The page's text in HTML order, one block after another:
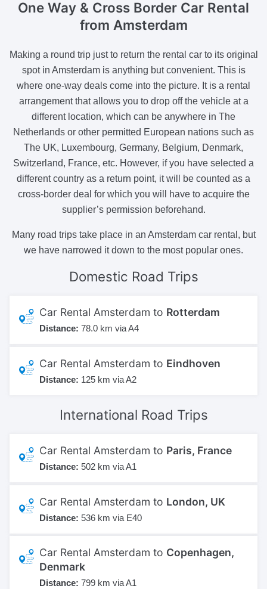
One Way & Cross Border Car Rental
from Amsterdam
Making a round trip just to return the rental car to its original
spot in Amsterdam is anything but convenient. This is
where one-way deals come into the picture. It is a rental
arrangement that allows you to drop off the vehicle at a
different location, which can be anywhere in The
Netherlands or other permitted European nations such as
The UK, Luxembourg, Germany, Belgium, Denmark,
Switzerland, France, etc. However, if you have selected a
different country as a return point, it will be counted as a
cross-border deal for which you will have to acquire the
supplier’s permission beforehand.
Many road trips take place in an Amsterdam car rental, but
we have narrowed it down to the most popular ones.
Domestic Road Trips
Car Rental Amsterdam to Rotterdam
Distance: 78.0 km via A4
Car Rental Amsterdam to Eindhoven
Distance: 125 km via A2
International Road Trips
Car Rental Amsterdam to Paris, France
Distance: 502 km via A1
Car Rental Amsterdam to London, UK
Distance: 536 km via E40
Car Rental Amsterdam to Copenhagen,
Denmark
Distance: 799 km via A1